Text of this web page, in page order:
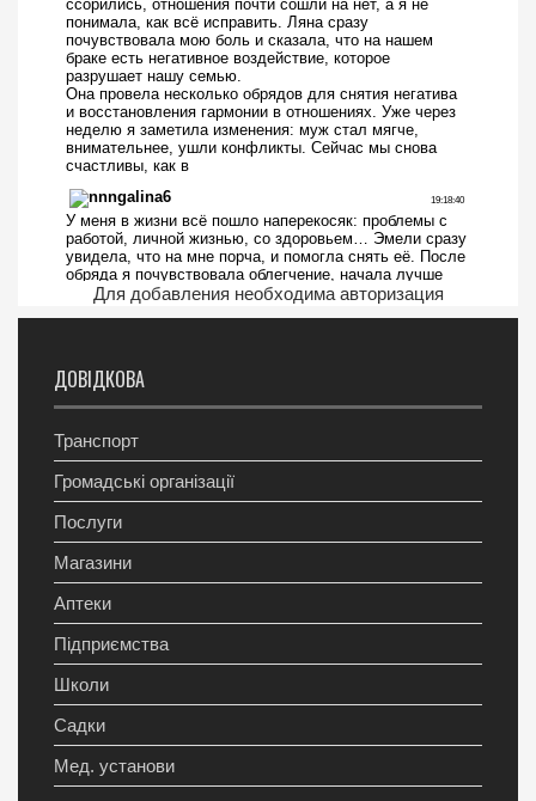
Для добавления необходима авторизация
ДОВІДКОВА
Транспорт
Громадські організації
Послуги
Магазини
Аптеки
Підприємства
Школи
Садки
Мед. установи